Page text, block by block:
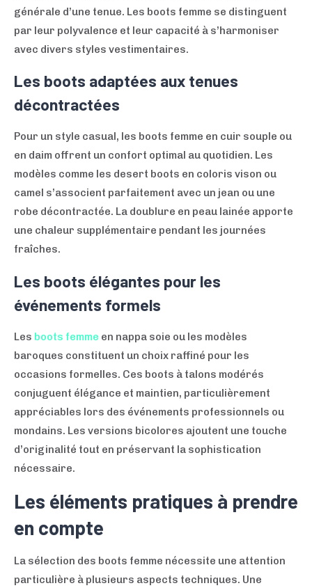
générale d’une tenue. Les boots femme se distinguent
par leur polyvalence et leur capacité à s’harmoniser
avec divers styles vestimentaires.
Les boots adaptées aux tenues
décontractées
Pour un style casual, les boots femme en cuir souple ou
en daim offrent un confort optimal au quotidien. Les
modèles comme les desert boots en coloris vison ou
camel s’associent parfaitement avec un jean ou une
robe décontractée. La doublure en peau lainée apporte
une chaleur supplémentaire pendant les journées
fraîches.
Les boots élégantes pour les
événements formels
Les boots femme en nappa soie ou les modèles
baroques constituent un choix raffiné pour les
occasions formelles. Ces boots à talons modérés
conjuguent élégance et maintien, particulièrement
appréciables lors des événements professionnels ou
mondains. Les versions bicolores ajoutent une touche
d’originalité tout en préservant la sophistication
nécessaire.
Les éléments pratiques à prendre
en compte
La sélection des boots femme nécessite une attention
particulière à plusieurs aspects techniques. Une